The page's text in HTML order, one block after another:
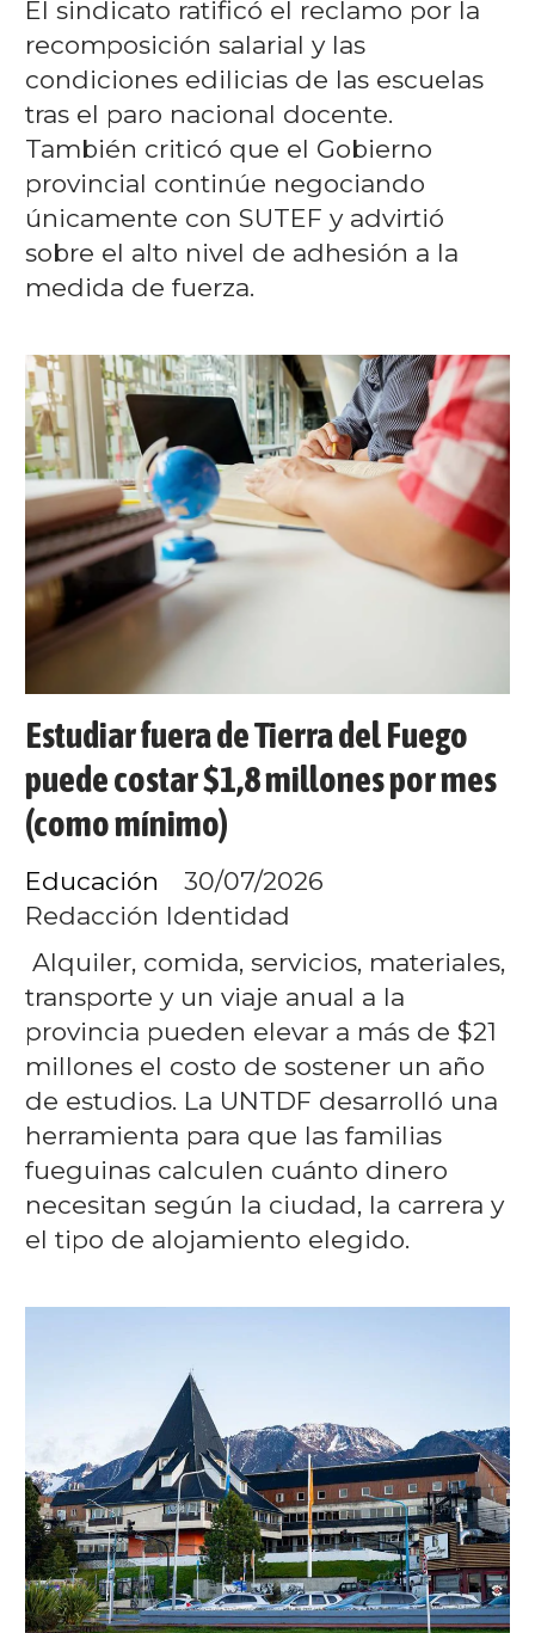
El sindicato ratificó el reclamo por la
recomposición salarial y las
condiciones edilicias de las escuelas
tras el paro nacional docente.
También criticó que el Gobierno
provincial continúe negociando
únicamente con SUTEF y advirtió
sobre el alto nivel de adhesión a la
medida de fuerza.
Estudiar fuera de Tierra del Fuego
puede costar $1,8 millones por mes
(como mínimo)
Redacción Identidad
Educación 30/07/2026
Alquiler, comida, servicios, materiales,
transporte y un viaje anual a la
provincia pueden elevar a más de $21
millones el costo de sostener un año
de estudios. La UNTDF desarrolló una
herramienta para que las familias
fueguinas calculen cuánto dinero
necesitan según la ciudad, la carrera y
el tipo de alojamiento elegido.